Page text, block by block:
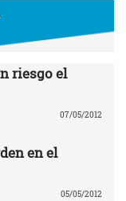
riesgo el
07/05/2012
en el
05/05/2012